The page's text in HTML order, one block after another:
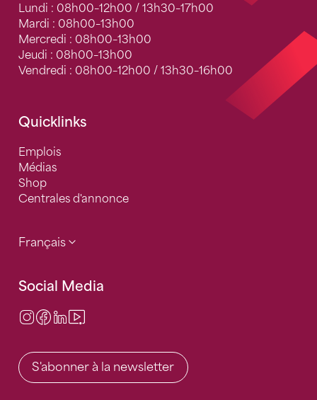
Lundi : 08h00–12h00 / 13h30–17h00
Mardi : 08h00–13h00
Mercredi : 08h00–13h00
Jeudi : 08h00–13h00
Vendredi : 08h00–12h00 / 13h30–16h00
Quicklinks
Emplois
Médias
Shop
Centrales d'annonce
Français
Social Media
Instagram
Facebook
LinkedIn
S'abonner à la newsletter